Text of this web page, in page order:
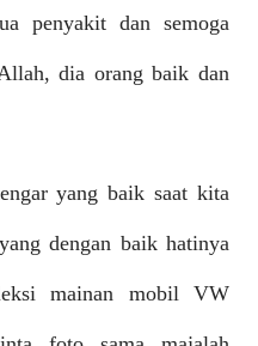
penyakit dan semoga
dia orang baik dan
yang baik saat kita
dengan baik hatinya
mainan mobil VW